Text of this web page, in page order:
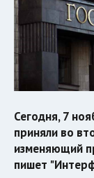
Сегодня, 7
приняли во
изменяющий
пишет